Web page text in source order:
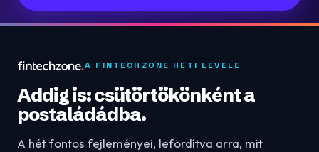
A FINTECHZONE HETI LEVELE
Addig is: csütörtökönként a
postaládádba.
A hét fontos fejleményei, lefordítva arra, mit